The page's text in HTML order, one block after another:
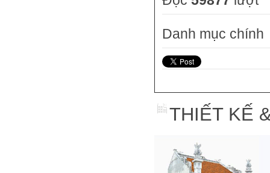
Danh mục chính
THIẾT KẾ